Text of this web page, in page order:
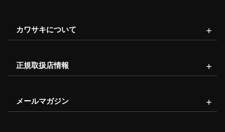
カワサキについて
正規取扱店情報
メールマガジン